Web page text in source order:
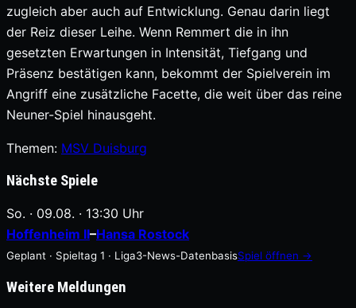
zugleich aber auch auf Entwicklung. Genau darin liegt
der Reiz dieser Leihe. Wenn Remmert die in ihn
gesetzten Erwartungen in Intensität, Tiefgang und
Präsenz bestätigen kann, bekommt der Spielverein im
Angriff eine zusätzliche Facette, die weit über das reine
Neuner-Spiel hinausgeht.
Themen: MSV Duisburg
Nächste Spiele
So. · 09.08. · 13:30 Uhr
Hoffenheim II–Hansa Rostock
Geplant · Spieltag 1 · Liga3-News-DatenbasisSpiel öffnen →
Weitere Meldungen